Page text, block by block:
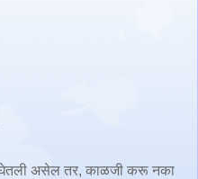
घेतली असेल तर, काळजी करू नका